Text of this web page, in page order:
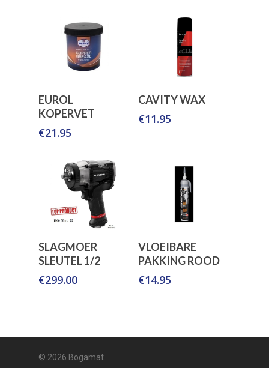
Toevoegen Aan
Winkelwagen
EUROL
KOPERVET
€21.95
Toevoegen Aan
CAVITY WAX
€11.95
Toevoegen Aan
Winkelwagen
SLAGMOER
SLEUTEL 1/2
€299.00
Toevoegen Aan
Winkelwagen
VLOEIBARE
PAKKING ROOD
€14.95
© 2026 Bogamat.